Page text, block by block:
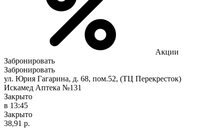
Акции
Забронировать
Забронировать
ул. Юрия Гагарина, д. 68, пом.52, (ТЦ Перекресток)
Искамед Аптека №131
Закрыто
в 13:45
Закрыто
38,91 р.